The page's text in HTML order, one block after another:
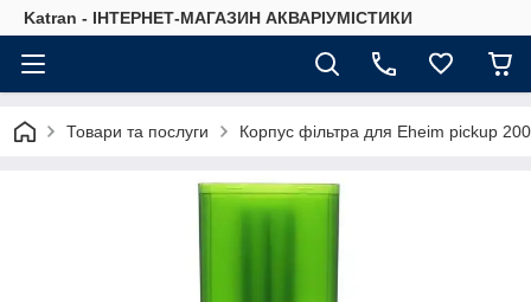
Katran - ІНТЕРНЕТ-МАГАЗИН АКВАРІУМІСТИКИ
Товари та послуги Корпус фільтра для Eheim pickup